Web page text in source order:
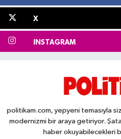
X
INSTAGRAM
politikam.com, yepyeni temasıyla
modernizmi bir araya getiriyor.
haber okuyabilecekleri